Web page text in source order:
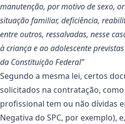
manutenção, por motivo de sexo,
situação familiar, deficiência,
entre outros, ressalvadas, nesse
à criança e ao adolescente
da Constituição Federal”
Segundo a mesma lei, certos
solicitados na contratação,
profissional tem ou não dívidas
Negativa do SPC, por exemplo),